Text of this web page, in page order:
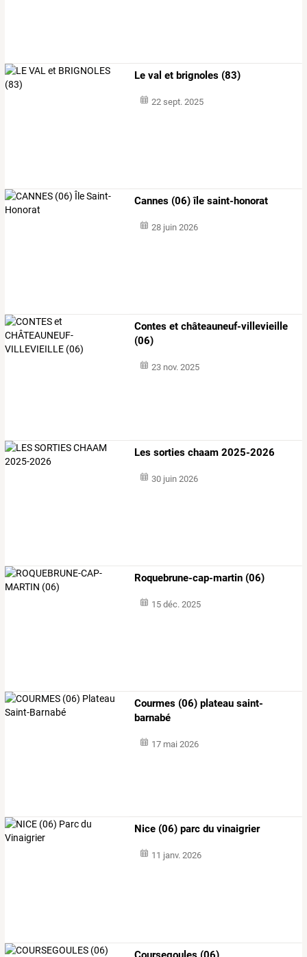
Le val et brignoles (83)
22 sept. 2025
Cannes (06) île saint-honorat
28 juin 2026
Contes et châteauneuf-villevieille
(06)
23 nov. 2025
Les sorties chaam 2025-2026
30 juin 2026
Roquebrune-cap-martin (06)
15 déc. 2025
Courmes (06) plateau saint-
barnabé
17 mai 2026
Nice (06) parc du vinaigrier
11 janv. 2026